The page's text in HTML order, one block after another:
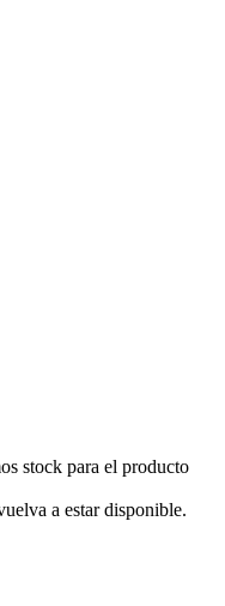
stock para el producto
a estar disponible.